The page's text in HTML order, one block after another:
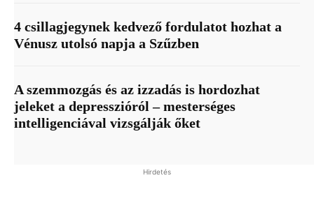
4 csillagjegynek kedvező fordulatot hozhat a
Vénusz utolsó napja a Szűzben
A szemmozgás és az izzadás is hordozhat
jeleket a depresszióról – mesterséges
intelligenciával vizsgálják őket
Hirdetés